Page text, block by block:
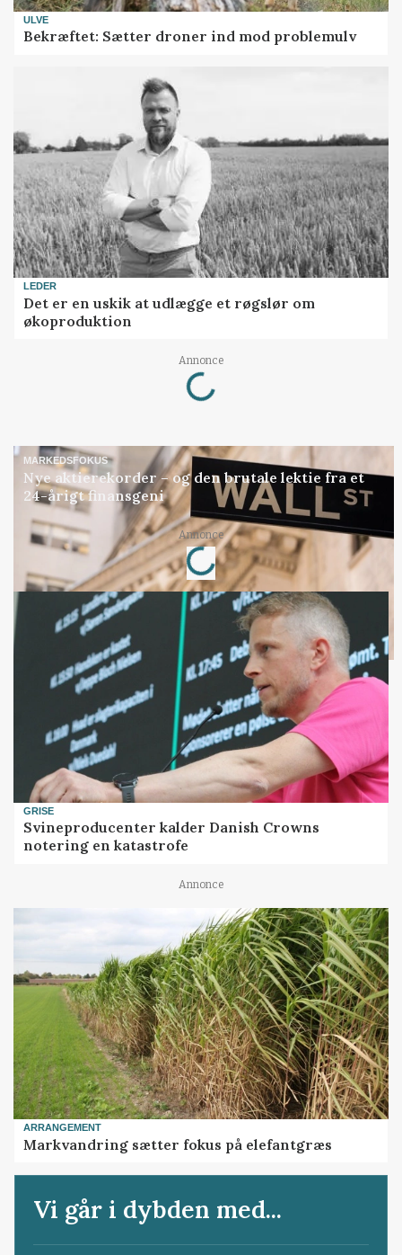
ULVE
Bekræftet: Sætter droner ind mod problemulv
LEDER
Det er en uskik at udlægge et røgslør om
økoproduktion
Annonce
Loading...
MARKEDSFOKUS
Nye aktierekorder – og den brutale lektie fra et
24-årigt finansgeni
Annonce
Loading...
GRISE
Svineproducenter kalder Danish Crowns
notering en katastrofe
Annonce
ARRANGEMENT
Markvandring sætter fokus på elefantgræs
Vi går i dybden med...